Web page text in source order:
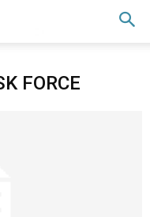
FORCE